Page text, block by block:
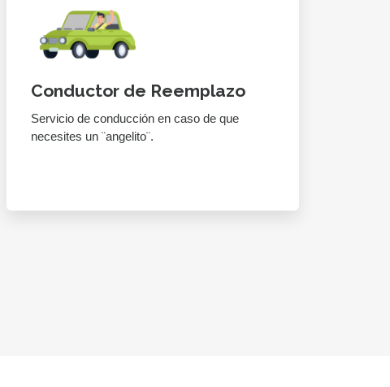
Conductor de Reemplazo
Servicio de conducción en caso de que
necesites un ¨angelito¨.